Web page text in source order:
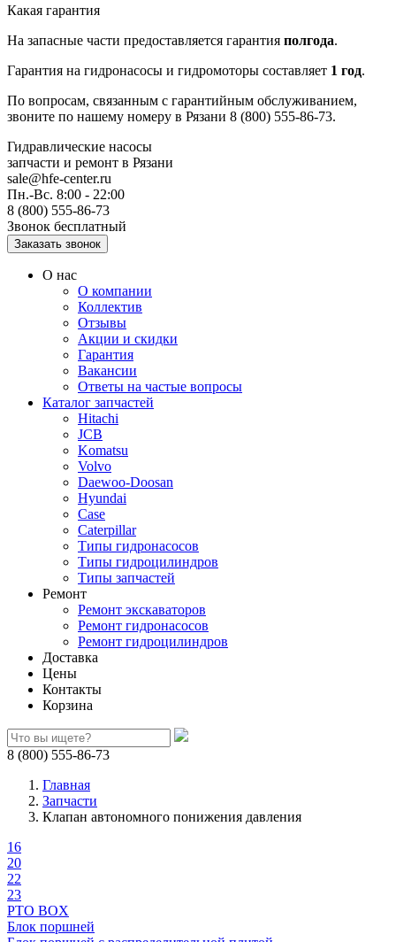
Какая гарантия
На запасные части предоставляется гарантия полгода.
Гарантия на гидронасосы и гидромоторы составляет 1 год.
По вопросам, связанным с гарантийным обслуживанием,
звоните по нашему номеру в Рязани 8 (800) 555-86-73.
Гидравлические насосы
запчасти и ремонт в Рязани
sale@hfe-center.ru
Пн.-Вс. 8:00 - 22:00
8 (800) 555-86-73
Звонок бесплатный
О нас
О компании
Коллектив
Отзывы
Акции и скидки
Гарантия
Вакансии
Ответы на частые вопросы
Каталог запчастей
Hitachi
JCB
Komatsu
Volvo
Daewoo-Doosan
Hyundai
Case
Caterpillar
Типы гидронасосов
Типы гидроцилиндров
Типы запчастей
Ремонт
Ремонт экскаваторов
Ремонт гидронасосов
Ремонт гидроцилиндров
Доставка
Цены
Контакты
Корзина
8 (800) 555-86-73
Главная
Запчасти
Клапан автономного понижения давления
16
20
22
23
PTO BOX
Блок поршней